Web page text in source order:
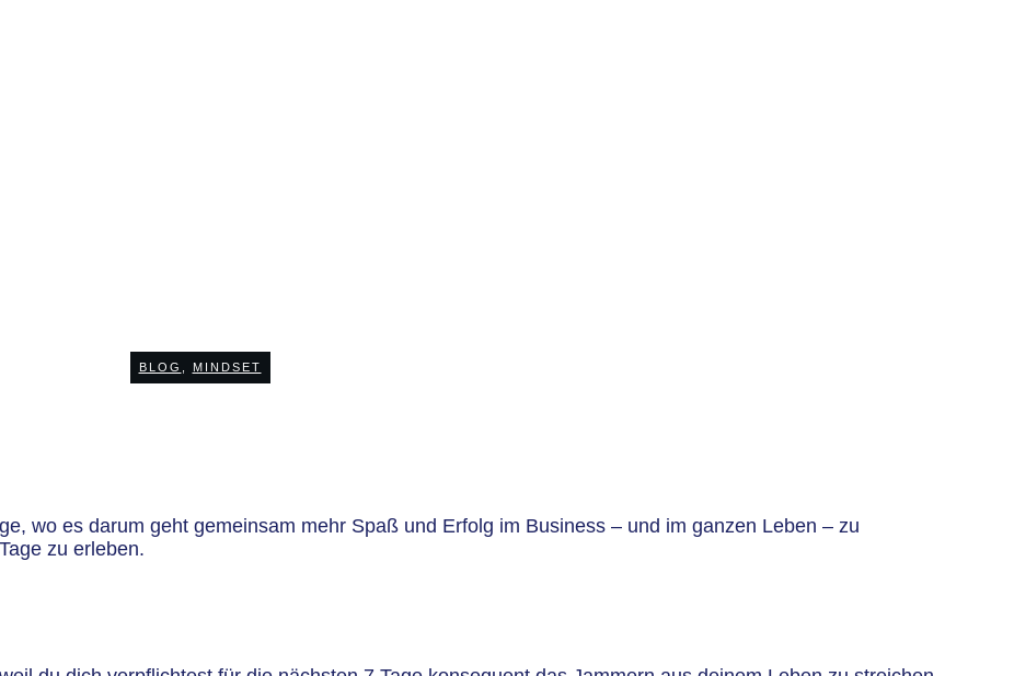
BLOG MINDSET
wo es darum geht gemeinsam mehr Spaß und Erfolg im Business – und im ganzen Leben – zu
zu erleben.